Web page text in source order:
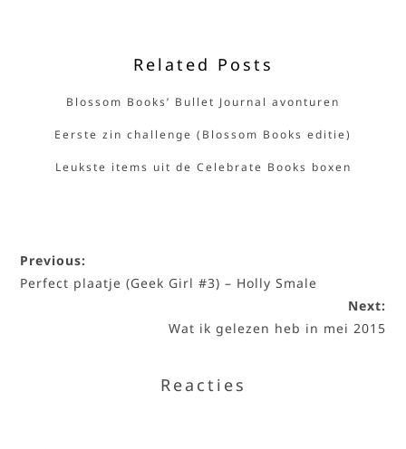
Related Posts
Blossom Books’ Bullet Journal avonturen
Eerste zin challenge (Blossom Books editie)
Leukste items uit de Celebrate Books boxen
Previous:
Perfect plaatje (Geek Girl #3) – Holly Smale
Next:
Wat ik gelezen heb in mei 2015
Reacties